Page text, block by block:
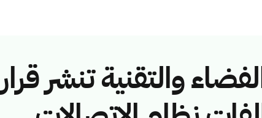
والتقنية تنشر قرار